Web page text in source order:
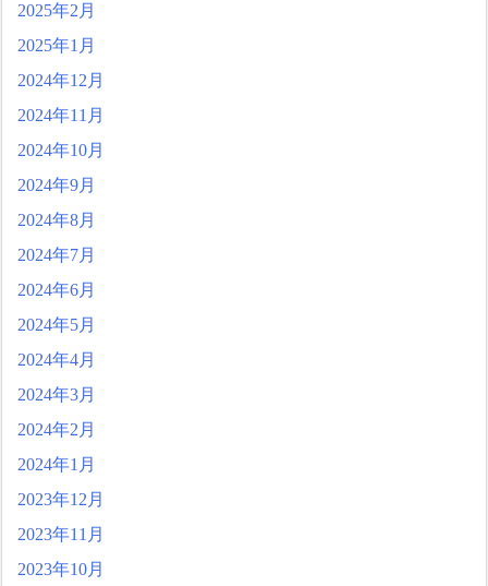
2025年2月
2025年1月
2024年12月
2024年11月
2024年10月
2024年9月
2024年8月
2024年7月
2024年6月
2024年5月
2024年4月
2024年3月
2024年2月
2024年1月
2023年12月
2023年11月
2023年10月